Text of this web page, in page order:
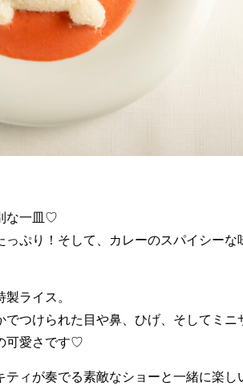
な一皿♡
ぷり！そして、カレーのスパイシーな
ライス。
つけられた目や鼻、ひげ、そしてミニ
可愛さです♡
ティが奏でる素敵なショーと一緒に楽